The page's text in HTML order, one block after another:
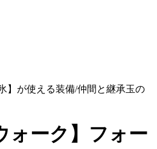
】が使える装備/仲間と継承玉の
ォーク】フォー